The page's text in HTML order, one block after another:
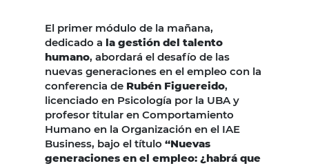
El primer módulo de la mañana,
dedicado a la gestión del talento
humano, abordará el desafío de las
nuevas generaciones en el empleo con la
conferencia de Rubén Figuereido,
licenciado en Psicología por la UBA y
profesor titular en Comportamiento
Humano en la Organización en el IAE
Business, bajo el título “Nuevas
generaciones en el empleo: ¿habrá que